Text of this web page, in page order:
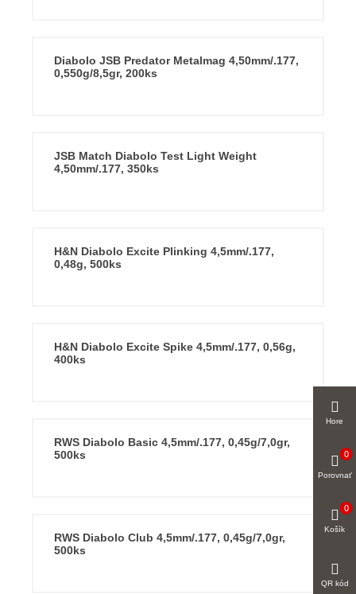
Diabolo JSB Predator Metalmag 4,50mm/.177,
0,550g/8,5gr, 200ks
JSB Match Diabolo Test Light Weight
4,50mm/.177, 350ks
H&N Diabolo Excite Plinking 4,5mm/.177,
0,48g, 500ks
H&N Diabolo Excite Spike 4,5mm/.177, 0,56g,
400ks
RWS Diabolo Basic 4,5mm/.177, 0,45g/7,0gr,
500ks
RWS Diabolo Club 4,5mm/.177, 0,45g/7,0gr,
500ks
Hore
Porovnať
0
Košík
0
QR kód